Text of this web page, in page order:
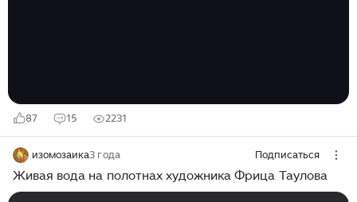
87 15 2231
изомозаика3 года Подписаться
Живая вода на полотнах художника Фрица Таулова